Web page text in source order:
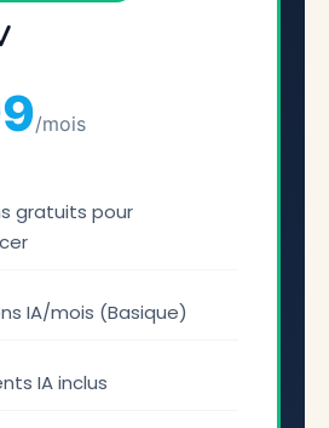
/mois
gratuits pour
IA/mois (Basique)
IA inclus